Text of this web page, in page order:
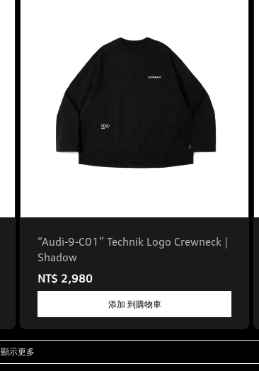
“Audi-9-C01” Technik Logo Crewneck |
Shadow
NT$ 2,980
添加 到購物車
顯示更多